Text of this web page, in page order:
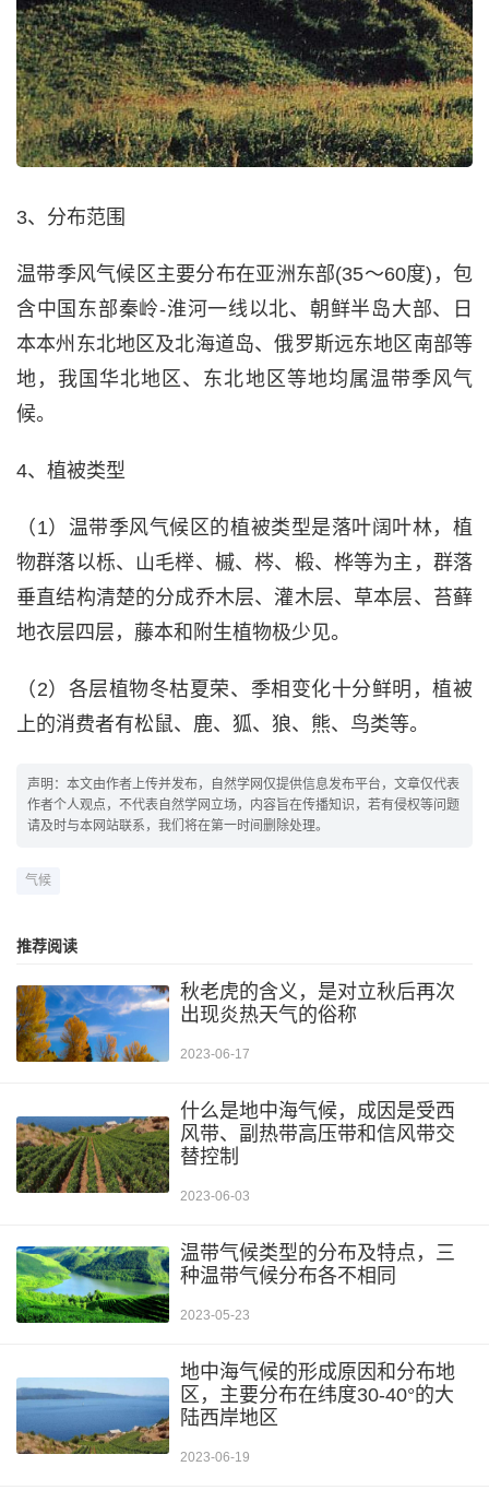
3、分布范围
温带季风气候区主要分布在亚洲东部(35～60度)，包
含中国东部秦岭-淮河一线以北、朝鲜半岛大部、日
本本州东北地区及北海道岛、俄罗斯远东地区南部等
地，我国华北地区、东北地区等地均属温带季风气
候。
4、植被类型
（1）温带季风气候区的植被类型是落叶阔叶林，植
物群落以栎、山毛榉、槭、梣、椴、桦等为主，群落
垂直结构清楚的分成乔木层、灌木层、草本层、苔藓
地衣层四层，藤本和附生植物极少见。
（2）各层植物冬枯夏荣、季相变化十分鲜明，植被
上的消费者有松鼠、鹿、狐、狼、熊、鸟类等。
声明：本文由作者上传并发布，自然学网仅提供信息发布平台，文章仅代表
作者个人观点，不代表自然学网立场，内容旨在传播知识，若有侵权等问题
请及时与本网站联系，我们将在第一时间删除处理。
气候
推荐阅读
秋老虎的含义，是对立秋后再次
出现炎热天气的俗称
2023-06-17
什么是地中海气候，成因是受西
风带、副热带高压带和信风带交
替控制
2023-06-03
温带气候类型的分布及特点，三
种温带气候分布各不相同
2023-05-23
地中海气候的形成原因和分布地
区，主要分布在纬度30-40°的大
陆西岸地区
2023-06-19